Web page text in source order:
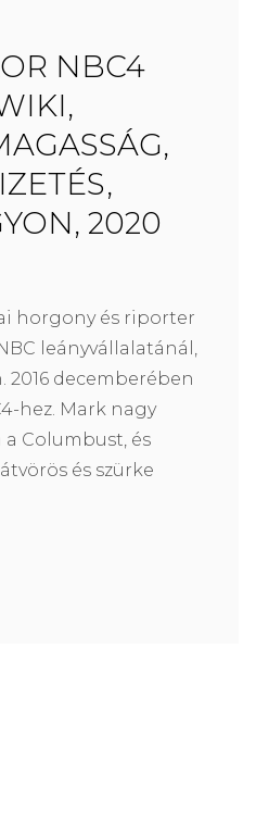
NBC4
2020
horgony és riporter
leányvállalatánál,
decemberében
hez. Mark nagy
Columbust, és
és szürke